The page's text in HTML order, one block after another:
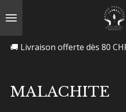
🚚 Livraison offerte dès 80
MALACHITE